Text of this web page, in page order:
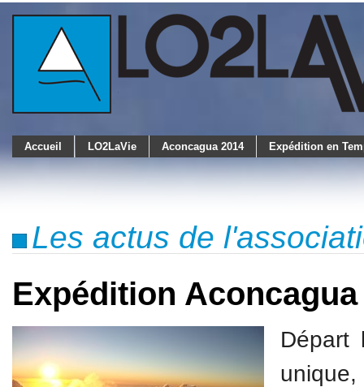
Accueil LO2LaVie Aconcagua 2014 Expédition en
Les actus de
Expédition Aconcagua
Départ